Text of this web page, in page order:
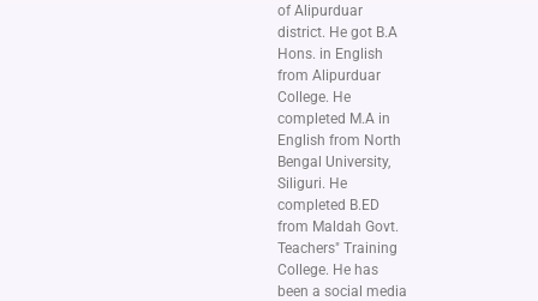
of Alipurduar
district. He got B.A
Hons. in English
from Alipurduar
College. He
completed M.A in
English from North
Bengal University,
Siliguri. He
completed B.ED
from Maldah Govt.
Teachers" Training
College. He has
been a social media